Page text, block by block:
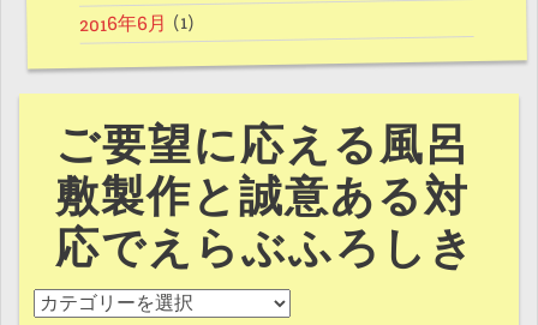
2016年6月 (1)
ご要望に応える風呂
敷製作と誠意ある対
応でえらぶふろしき
ご要望に応える風呂敷製作と誠意ある対応でえらぶふろし